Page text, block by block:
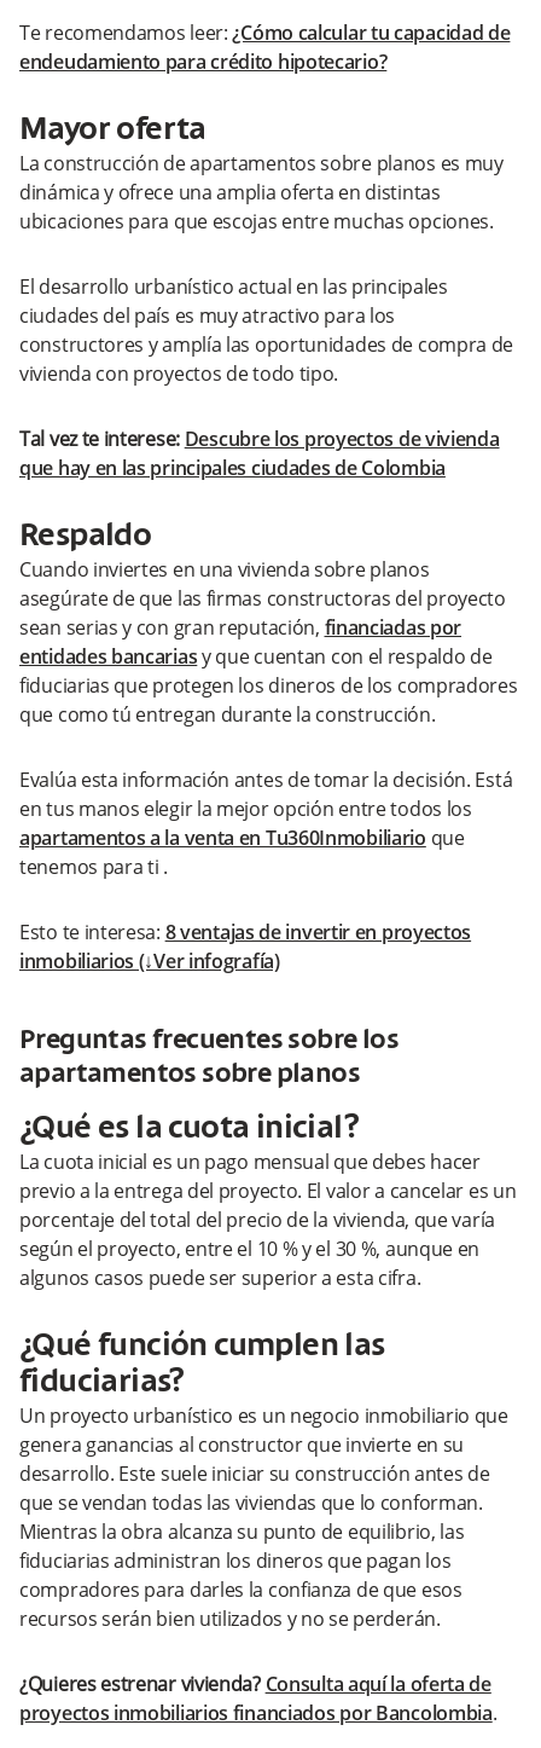
Te recomendamos leer:¿Cómo calcular tu capacidad de
endeudamiento para crédito hipotecario?
Mayor oferta
La construcción de apartamentos sobre planos es muy
dinámica y ofrece una amplia oferta en distintas
ubicaciones para que escojas entre muchas opciones.
El desarrollo urbanístico actual en las principales
ciudades del país es muy atractivo para los
constructores y amplía las oportunidades de compra de
vivienda con proyectos de todo tipo.
Tal vez te interese: Descubre los proyectos de vivienda
que hay en las principales ciudades de Colombia
Respaldo
Cuando inviertes en una vivienda sobre planos
asegúrate de que las firmas constructoras del proyecto
sean serias y con gran reputación, financiadas por
entidades bancariasy que cuentan con el respaldo de
fiduciarias que protegen los dineros de los compradores
que como tú entregan durante la construcción.
Evalúa esta información antes de tomar la decisión. Está
en tus manos elegir la mejor opción entre todos los
apartamentos a la venta en Tu360Inmobiliario que
tenemos para ti .
Esto te interesa: 8 ventajas de invertir en proyectos
inmobiliarios (↓Ver infografía)
Preguntas frecuentes sobre los
apartamentos sobre planos
¿Qué es la cuota inicial?
La cuota inicial es un pago mensual que debes hacer
previo a la entrega del proyecto. El valor a cancelar es un
porcentaje del total del precio de la vivienda, que varía
según el proyecto, entre el 10 % y el 30 %, aunque en
algunos casos puede ser superior a esta cifra.
¿Qué función cumplen las
fiduciarias?
Un proyecto urbanístico es un negocio inmobiliario que
genera ganancias al constructor que invierte en su
desarrollo. Este suele iniciar su construcción antes de
que se vendan todas las viviendas que lo conforman.
Mientras la obra alcanza su punto de equilibrio, las
fiduciarias administran los dineros que pagan los
compradores para darles la confianza de que esos
recursos serán bien utilizados y no se perderán.
¿Quieres estrenar vivienda? Consulta aquí la oferta de
proyectos inmobiliarios financiados por Bancolombia.